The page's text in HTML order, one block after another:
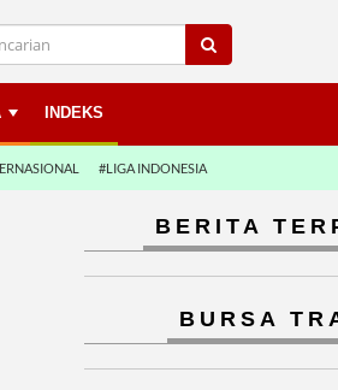
INDEKS
#LIGA INDONESIA
BERITA
BURSA